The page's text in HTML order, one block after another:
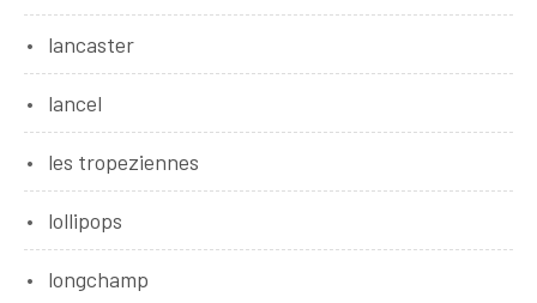
lancaster
lancel
les tropeziennes
lollipops
longchamp